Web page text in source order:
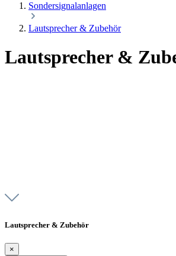
Sondersignalanlagen
Lautsprecher & Zubehör
Lautsprecher &
Lautsprecher & Zubehör
×